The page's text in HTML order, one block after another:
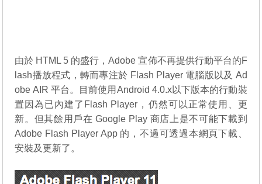
由於 HTML 5 的盛行，Adobe 宣佈不再提供行動平台的F
lash播放程式，轉而專注於 Flash Player 電腦版以及 Ad
obe AIR 平台。目前使用Android 4.0.x以下版本的行動裝
置因為已內建了Flash Player，仍然可以正常使用、更
新。但其餘用戶在 Google Play 商店上是不可能下載到
Adobe Flash Player App 的，不過可透過本網頁下載、
安裝及更新了。